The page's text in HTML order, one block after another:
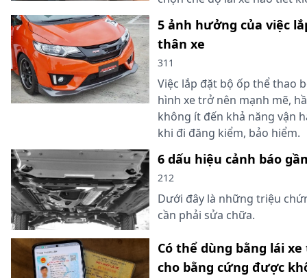
5 ảnh hưởng của việc
thân xe
311
Việc lắp đặt bộ ốp thể thao
hình xe trở nên mạnh mẽ,
không ít đến khả năng vận
khi đi đăng kiểm, bảo hiểm.
6 dấu hiệu cảnh báo
212
Dưới đây là những triệu
cần phải sửa chữa.
Có thể dùng bằng lái
cho bằng cứng được